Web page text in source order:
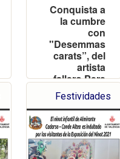
Conquista a
la cumbre
con
"Desemmas
carats”, del
artista
fallero Pere
Baenas
Festividades